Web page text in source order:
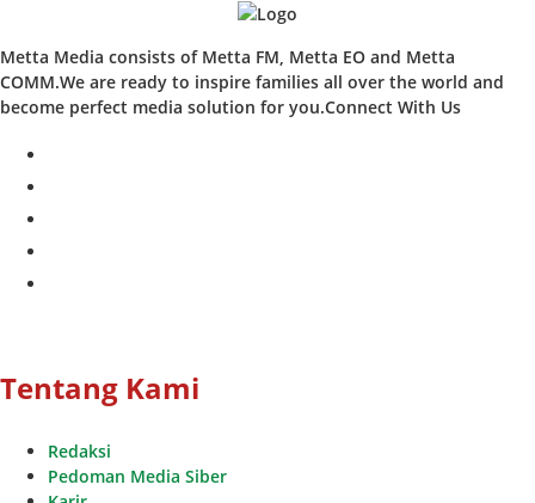
Metta Media consists of Metta FM, Metta EO and Metta
COMM.We are ready to inspire families all over the world and
become perfect media solution for you.Connect With Us
Tentang Kami
Redaksi
Pedoman Media Siber